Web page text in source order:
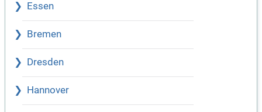
Essen
Bremen
Dresden
Hannover